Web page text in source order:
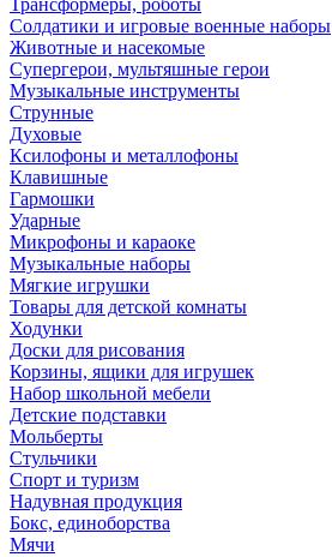
Трансформеры, роботы
Солдатики и игровые военные наборы
Животные и насекомые
Супергерои, мультяшные герои
Музыкальные инструменты
Струнные
Духовые
Ксилофоны и металлофоны
Клавишные
Гармошки
Ударные
Микрофоны и караоке
Музыкальные наборы
Мягкие игрушки
Товары для детской комнаты
Ходунки
Доски для рисования
Корзины, ящики для игрушек
Набор школьной мебели
Детские подставки
Мольберты
Стульчики
Спорт и туризм
Надувная продукция
Бокс, единоборства
Мячи